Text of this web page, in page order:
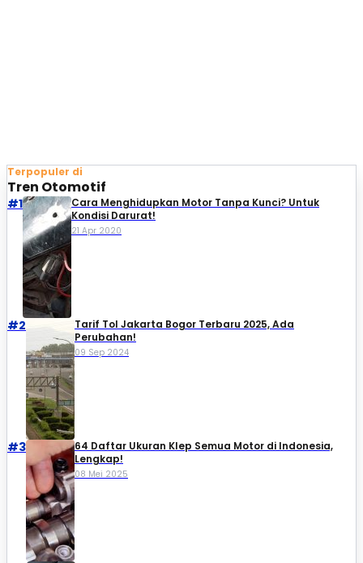
Terpopuler di
Tren Otomotif
#1
Cara Menghidupkan Motor Tanpa Kunci? Untuk
Kondisi Darurat!
21 Apr 2020
#2
Tarif Tol Jakarta Bogor Terbaru 2025, Ada
Perubahan!
09 Sep 2024
#3
64 Daftar Ukuran Klep Semua Motor di Indonesia,
Lengkap!
08 Mei 2025